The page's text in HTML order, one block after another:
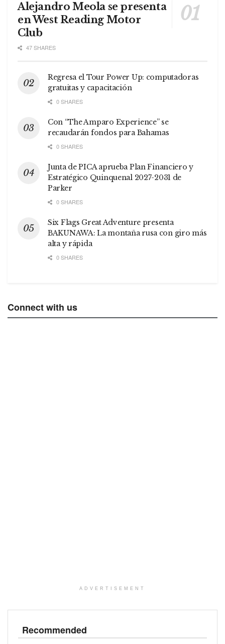
Alejandro Meola se presenta
en West Reading Motor
Club
47 SHARES
Regresa el Tour Power Up: computadoras
gratuitas y capacitación
0 SHARES
Con “The Amparo Experience” se
recaudarán fondos para Bahamas
0 SHARES
Junta de PICA aprueba Plan Financiero y
Estratégico Quinquenal 2027-2031 de
Parker
0 SHARES
Six Flags Great Adventure presenta
BAKUNAWA: La montaña rusa con giro más
alta y rápida
0 SHARES
Connect with us
ADVERTISEMENT
Recommended